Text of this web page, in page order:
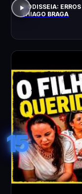
A ODISSEIA:
THIAGO BRAGA
15